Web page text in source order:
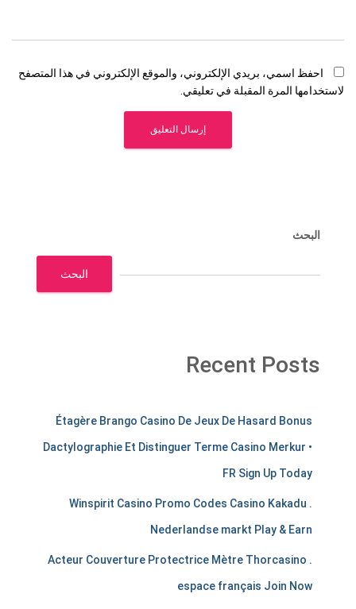
احفظ اسمي، بريدي الإلكتروني، والموقع الإلكتروني في هذا المتصفح
لاستخدامها المرة المقبلة في تعليقي.
البحث
البحث
Recent Posts
e
c
h
a
n
Étagère Brango Casino De Jeux De Hasard Bonus
Dactylographie Et Distinguer Terme Casino Merkur •
FR Sign Up Today
Winspirit Casino Promo Codes Casino Kakadu .
Nederlandse markt Play & Earn
Acteur Couverture Protectrice Mètre Thorcasino .
espace français Join Now